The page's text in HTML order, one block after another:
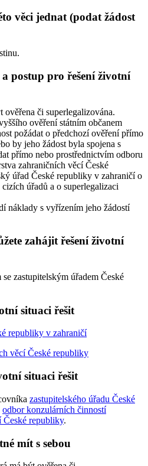
věci jednat (podat žádost
postup pro řešení životní
či superlegalizována.
ověření státním občanem
požádat o předchozí ověření přímo
by jeho žádost byla spojena s
přímo nebo prostřednictvím odboru
zahraničních věcí České
úřad České republiky v zahraničí o
úřadů a o superlegalizaci
náklady s vyřízením jeho žádostí
zahájit řešení životní
zastupitelským úřadem České
situaci řešit
republiky v zahraničí
věcí České republiky
situaci řešit
zastupitelského úřadu České
odbor konzulárních činností
České republiky.
mít s sebou